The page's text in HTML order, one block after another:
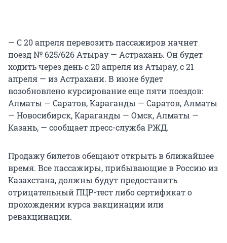
— С 20 апреля перевозить пассажиров начнет
поезд № 625/626 Атырау — Астрахань. Он будет
ходить через день с 20 апреля из Атырау, с 21
апреля — из Астрахани. В июне будет
возобновлено курсирование еще пяти поездов:
Алматы — Саратов, Караганды — Саратов, Алматы
— Новосибирск, Караганды — Омск, Алматы —
Казань, — сообщает пресс-служба РЖД.
Продажу билетов обещают открыть в ближайшее
время. Все пассажиры, прибывающие в Россию из
Казахстана, должны будут предоставить
отрицательный ПЦР-тест либо сертификат о
прохождении курса вакцинации или
ревакцинации.